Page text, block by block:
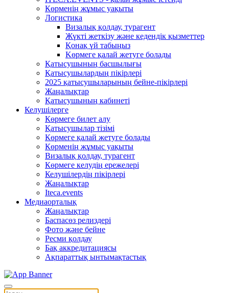
Көрменің жұмыс уақыты
Логистика
Визалық қолдау, турагент
Жүкті жеткізу және кедендік қызметтер
Қонақ үй табыңыз
Kөрмеге қалай жетуге болады
Қатысушының басшылығы
Қатысушылардың пікірлері
2025 қатысушыларының бейне-пікірлері
Жаңалықтар
Қатысушының кабинеті
Келушілерге
Көрмеге билет алу
Қатысушылар тізімі
Көрмеге қалай жетуге болады
Көрменің жұмыс уақыты
Визалық қолдау, турагент
Көрмеге келудің ережелері
Келушілердің пікірлері
Жаңалықтар
Iteca.events
Медиаорталық
Жаңалықтар
Баспасөз релиздері
Фото және бейне
Ресми қолдау
Бақ аккредитациясы
Ақпараттық ынтымақтастық